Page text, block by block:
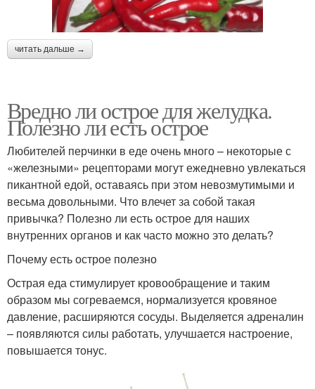
читать дальше →
Вредно ли острое для желудка.
Полезно ли есть острое
Любителей перчинки в еде очень много – некоторые с
«железными» рецепторами могут ежедневно увлекаться
пикантной едой, оставаясь при этом невозмутимыми и
весьма довольными. Что влечет за собой такая
привычка? Полезно ли есть острое для наших
внутренних органов и как часто можно это делать?
Почему есть острое полезно
Острая еда стимулирует кровообращение и таким
образом мы согреваемся, нормализуется кровяное
давление, расширяются сосуды. Выделяется адреналин
– появляются силы работать, улучшается настроение,
повышается тонус.